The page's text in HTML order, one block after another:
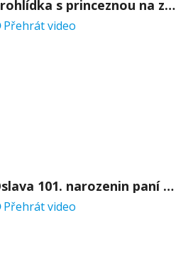
Prohlídka s princeznou na zámku Stekník
Přehrát video
Oslava 101. narozenin paní Věry Skořepové
Přehrát video